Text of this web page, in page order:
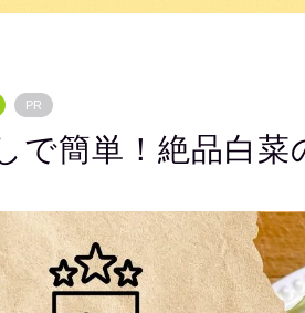
PR
で簡単！絶品白